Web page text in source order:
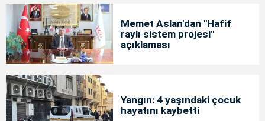
Memet Aslan'dan "Hafif
raylı sistem projesi"
açıklaması
Yangın: 4 yaşındaki çocuk
hayatını kaybetti